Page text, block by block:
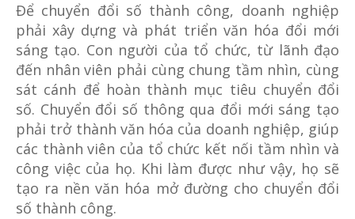
Để chuyển đổi số thành công, doanh nghiệp
phải xây dựng và phát triển văn hóa đổi mới
sáng tạo. Con người của tổ chức, từ lãnh đạo
đến nhân viên phải cùng chung tầm nhìn, cùng
sát cánh để hoàn thành mục tiêu chuyển đổi
số. Chuyển đổi số thông qua đổi mới sáng tạo
phải trở thành văn hóa của doanh nghiệp, giúp
các thành viên của tổ chức kết nối tầm nhìn và
công việc của họ. Khi làm được như vậy, họ sẽ
tạo ra nền văn hóa mở đường cho chuyển đổi
số thành công.